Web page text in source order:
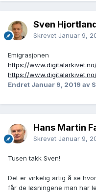
Sven
Skrevet Januar 9,
Emigrasjonen
https://
https://
Endret Januar 9, 2019 av
Hans Martin
Skrevet Januar 9,
Tusen takk Sven!
Det er virkelig artig å se
får de løsningene man har